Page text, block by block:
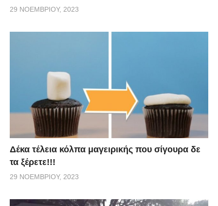
29 ΝΟΕΜΒΡΊΟΥ, 2023
Δέκα τέλεια κόλπα μαγειρικής που σίγουρα δε
τα ξέρετε!!!
29 ΝΟΕΜΒΡΊΟΥ, 2023